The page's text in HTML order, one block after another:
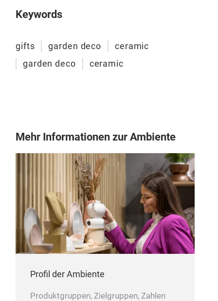
Keywords
gifts garden deco
ceramic
garden deco
ceramic
Mehr Informationen zur Ambiente
Profil der Ambiente
Produktgruppen, Zielgruppen, Zahlen